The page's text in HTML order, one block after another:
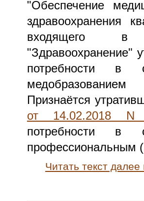
"Обеспечение
здравоохранения
входящего в
"Здравоохранение"
потребности в
Признаётся
от 14.02.2018 N
потребности в
профессиональным
Читать текст